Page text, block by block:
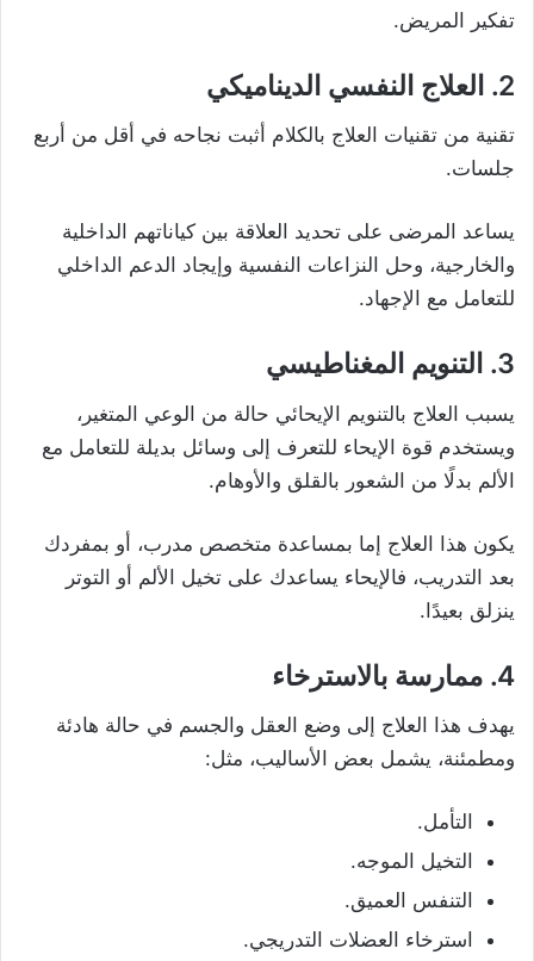
تفكير المريض.
2. العلاج النفسي الديناميكي
تقنية من تقنيات العلاج بالكلام أثبت نجاحه في أقل من أربع
جلسات.
يساعد المرضى على تحديد العلاقة بين كياناتهم الداخلية
والخارجية، وحل النزاعات النفسية وإيجاد الدعم الداخلي
للتعامل مع الإجهاد.
3. التنويم المغناطيسي
يسبب العلاج بالتنويم الإيحائي حالة من الوعي المتغير،
ويستخدم قوة الإيحاء للتعرف إلى وسائل بديلة للتعامل مع
الألم بدلًا من الشعور بالقلق والأوهام.
يكون هذا العلاج إما بمساعدة متخصص مدرب، أو بمفردك
بعد التدريب، فالإيحاء يساعدك على تخيل الألم أو التوتر
ينزلق بعيدًا.
4. ممارسة بالاسترخاء
يهدف هذا العلاج إلى وضع العقل والجسم في حالة هادئة
ومطمئنة، يشمل بعض الأساليب، مثل:
التأمل.
التخيل الموجه.
التنفس العميق.
استرخاء العضلات التدريجي.